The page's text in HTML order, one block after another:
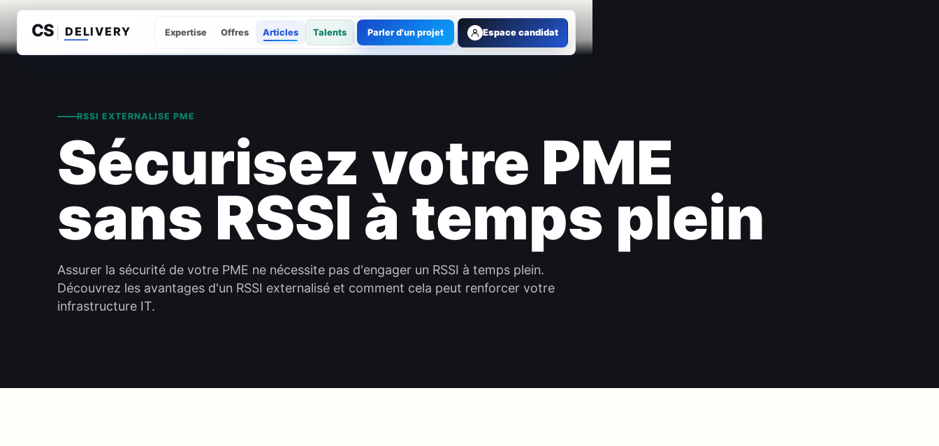
Expertise Offres Articles Talents Parler d'un projet Espace candidat
RSSI EXTERNALISE PME
Sécurisez votre PME
sans RSSI à temps plein
Assurer la sécurité de votre PME ne nécessite pas d'engager un RSSI à temps plein.
Découvrez les avantages d'un RSSI externalisé et comment cela peut renforcer votre
infrastructure IT.